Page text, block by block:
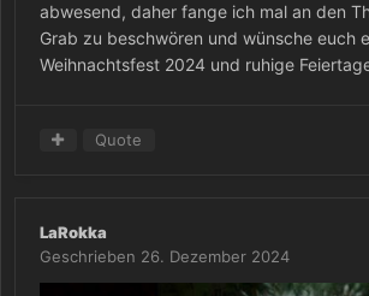
abwesend, daher fange ich mal an den
Grab zu beschwören und wünsche euch
Weihnachtsfest 2024 und ruhige
Quote
LaRokka
Geschrieben 26. Dezember 2024